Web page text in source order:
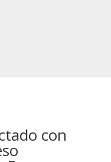
con